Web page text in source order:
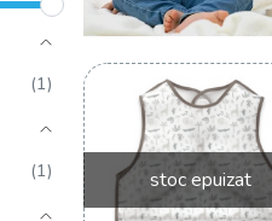
stoc epuizat